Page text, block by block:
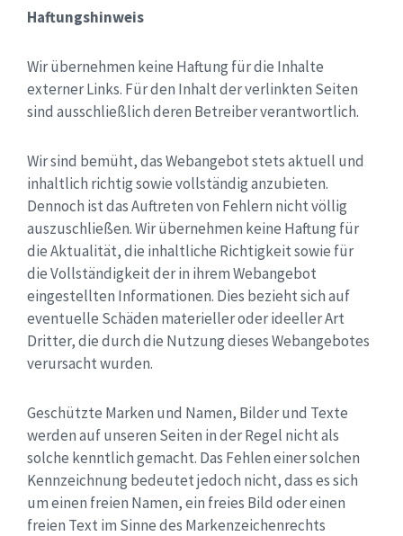
Haftungshinweis
Wir übernehmen keine Haftung für die Inhalte
externer Links. Für den Inhalt der verlinkten Seiten
sind ausschließlich deren Betreiber verantwortlich.
Wir sind bemüht, das Webangebot stets aktuell und
inhaltlich richtig sowie vollständig anzubieten.
Dennoch ist das Auftreten von Fehlern nicht völlig
auszuschließen. Wir übernehmen keine Haftung für
die Aktualität, die inhaltliche Richtigkeit sowie für
die Vollständigkeit der in ihrem Webangebot
eingestellten Informationen. Dies bezieht sich auf
eventuelle Schäden materieller oder ideeller Art
Dritter, die durch die Nutzung dieses Webangebotes
verursacht wurden.
Geschützte Marken und Namen, Bilder und Texte
werden auf unseren Seiten in der Regel nicht als
solche kenntlich gemacht. Das Fehlen einer solchen
Kennzeichnung bedeutet jedoch nicht, dass es sich
um einen freien Namen, ein freies Bild oder einen
freien Text im Sinne des Markenzeichenrechts